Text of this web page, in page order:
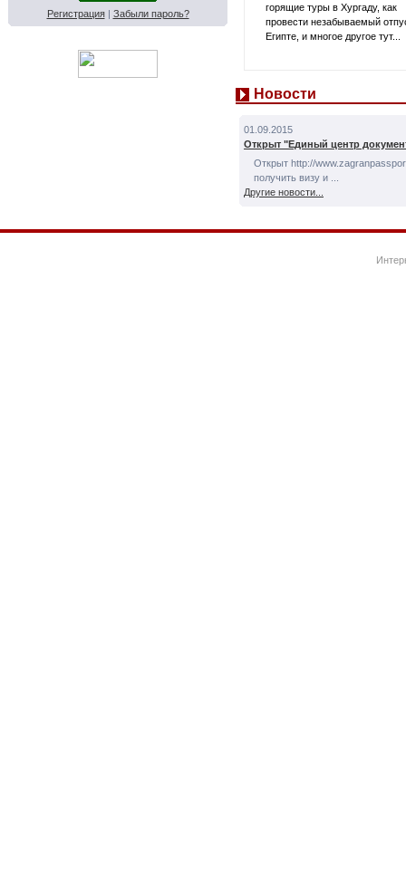
Регистрация| Забыли пароль?
горящие туры в Хургаду, как
провести незабываемый
Египте, и многое другое тут...
Новости
01.09.2015
Открыт "Единый центр
Открыт http://
получить визу и ...
Другие новости...